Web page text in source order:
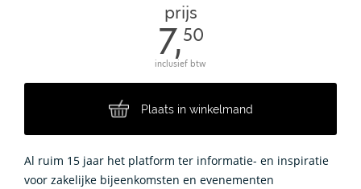
prijs
7,50
inclusief btw
Plaats in winkelmand
Al ruim 15 jaar het platform ter informatie- en inspiratie
voor zakelijke bijeenkomsten en evenementen